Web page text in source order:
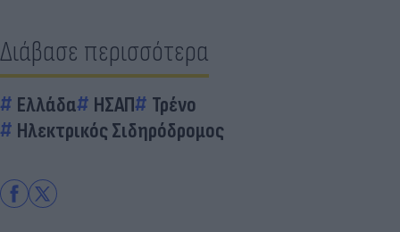
Διάβασε περισσότερα
Ελλάδα ΗΣΑΠ
Τρένο
Ηλεκτρικός Σιδηρόδρομος